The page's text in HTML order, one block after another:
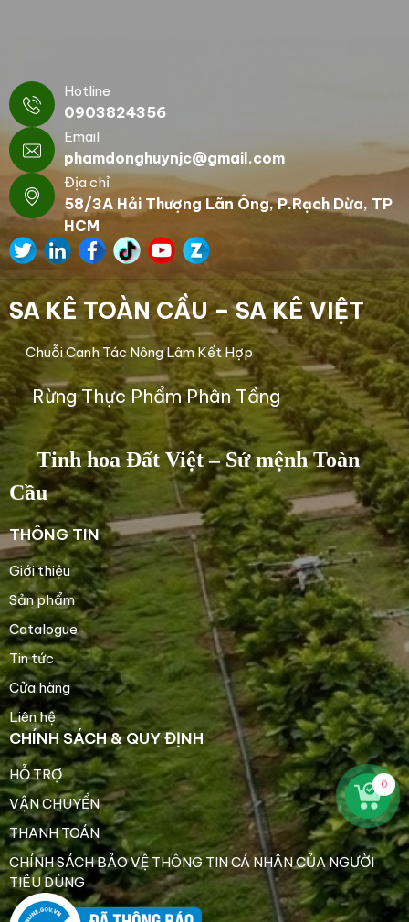
Hotline
0903824356
Email
phamdonghuynjc@gmail.com
Địa chỉ
58/3A Hải Thượng Lãn Ông, P.Rạch Dừa, TP
HCM
SA KÊ TOÀN CẦU – SA KÊ VIỆT
Chuỗi Canh Tác Nông Lâm Kết Hợp
Rừng Thực Phẩm Phân Tầng
Tinh hoa Đất Việt – Sứ mệnh Toàn
Cầu
THÔNG TIN
Giới thiệu
Sản phẩm
Catalogue
Tin tức
Cửa hàng
Liên hệ
CHÍNH SÁCH & QUY ĐỊNH
HỖ TRỢ
VẬN CHUYỂN
THANH TOÁN
CHÍNH SÁCH BẢO VỆ THÔNG TIN CÁ NHÂN CỦA NGƯỜI
TIÊU DÙNG
0